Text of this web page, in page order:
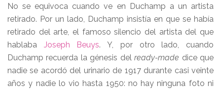
No se equivoca cuando ve en Duchamp a un artista
retirado. Por un lado, Duchamp insistía en que se había
retirado del arte, el famoso silencio del artista del que
hablaba Joseph Beuys. Y, por otro lado, cuando
Duchamp recuerda la génesis delready-made dice que
nadie se acordó del urinario de 1917 durante casi veinte
años y nadie lo vio hasta 1950: no hay ninguna foto ni